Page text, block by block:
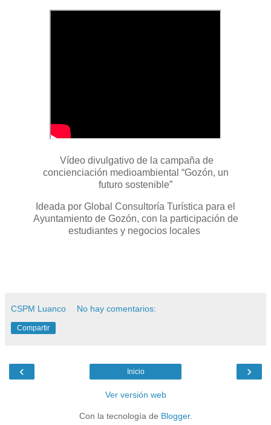
Vídeo divulgativo de la campaña de
concienciación medioambiental “Gozón, un
futuro sostenible”
Ideada por Global Consultoría Turística para el
Ayuntamiento de Gozón, con la participación de
estudiantes y negocios locales
CSPM Luanco No hay comentarios:
Compartir
‹ ›
Inicio
Ver versión web
Con la tecnología de Blogger.